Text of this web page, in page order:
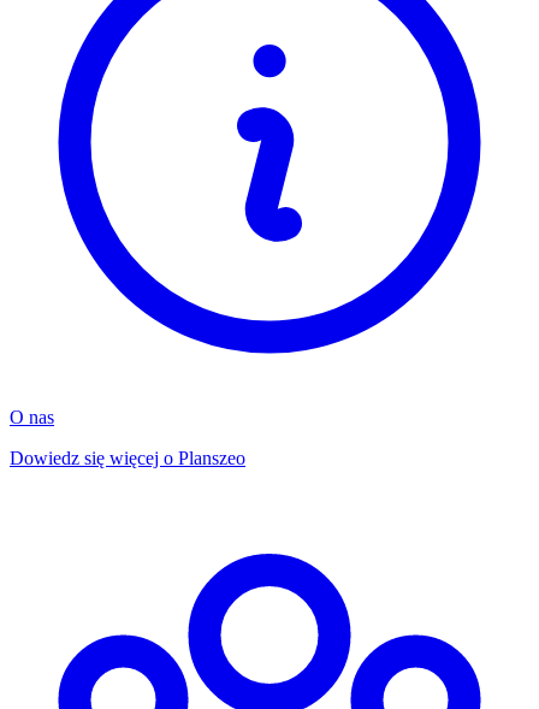
O nas
Dowiedz się więcej o Planszeo